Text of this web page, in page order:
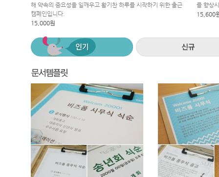
해 약속의 중요성을 일깨우고 활기찬 하루를 시작하기 위한 출근
캠페인입니다.
15,000원
를 향상
15,600